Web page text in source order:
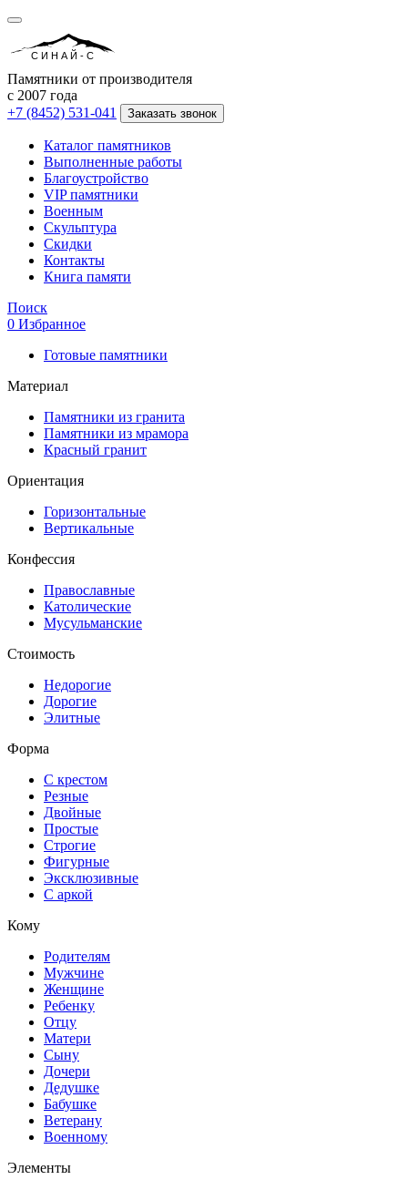
СИНАЙ-С
Памятники от производителя
с 2007 года
+7 (8452) 531-041
Заказать звонок
Каталог памятников
Выполненные работы
Благоустройство
VIP памятники
Военным
Скульптура
Скидки
Контакты
Книга памяти
Поиск
0 Избранное
Готовые памятники
Материал
Памятники из гранита
Памятники из мрамора
Красный гранит
Ориентация
Горизонтальные
Вертикальные
Конфессия
Православные
Католические
Мусульманские
Стоимость
Недорогие
Дорогие
Элитные
Форма
С крестом
Резные
Двойные
Простые
Строгие
Фигурные
Эксклюзивные
С аркой
Кому
Родителям
Мужчине
Женщине
Ребенку
Отцу
Матери
Сыну
Дочери
Дедушке
Бабушке
Ветерану
Военному
Элементы